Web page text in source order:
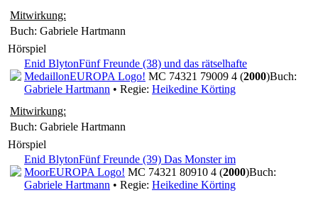
Mitwirkung:
Buch: Gabriele Hartmann
Hörspiel
Enid BlytonFünf Freunde (38) und das rätselhafte
MedaillonEUROPA Logo! MC 74321 79009 4 (2000)Buch:
Gabriele Hartmann • Regie: Heikedine Körting
Mitwirkung:
Buch: Gabriele Hartmann
Hörspiel
Enid BlytonFünf Freunde (39) Das Monster im
MoorEUROPA Logo! MC 74321 80910 4 (2000)Buch:
Gabriele Hartmann • Regie: Heikedine Körting